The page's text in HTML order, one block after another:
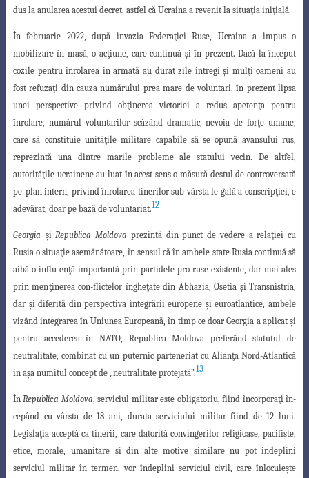
dus la anularea acestui decret, astfel că Ucraina a revenit la situaţia iniţială.
În februarie 2022, după invazia Federaţiei Ruse, Ucraina a impus o
mobilizare în masă, o acţiune, care continuă şi în prezent. Dacă la început
cozile pentru înrolarea în armată au durat zile întregişi mulţi oameni au
fost refuzaţi din cauza numărului prea mare de voluntari, în prezent lipsa
unei perspective privind obţinerea victoriei a redus apetenţa pentru
înrolare, numărul voluntarilor scăzând dramatic, nevoia de forţe umane,
care să constituie unităţile militare capabile să se opună avansului rus,
reprezintă una dintre marile probleme ale statului vecin. Dealtfel,
autorităţile ucrainene au luat în acest sens o măsură destul de controversată
pe plan intern, privind înrolarea tinerilor sub vârsta le gală a conscripţiei, e
adevărat, doarpe bază de voluntariat.12
Georgia şi Republica Moldova prezintă din punct de vedere a relaţiei cu
Rusia o situaţie asemănătoare, în sensul că în ambele state Rusia continuă să
aibă o influ-enţă importantă prin partidele pro-ruse existente, dar mai ales
prin menţinerea con-flictelor îngheţate din Abhazia, Osetia şi Transnistria,
dar şi diferită din perspectiva integrării europene şi euroatlantice, ambele
vizând integrarea în Uniunea Europeană, în timp ce doar Georgia a aplicatşi
pentru accederea în NATO, Republica Moldova preferând statutul de
neutralitate, combinat cu un puternic parteneriat cu Alianţa Nord-Atlantică
în aşa numitul concept de „neutralitate protejată”.13
În Republica Moldova , serviciul militar este obligatoriu, fiind încorporaţi în-
cepând cu vârsta de 18 ani, durata serviciului militar fiind de 12 luni.
Legislaţia acceptă ca tinerii, care datorită convingerilor religioase, pacifiste,
etice, morale, umanitare şi din alte motive similare nu pot îndeplini
serviciul militar în termen, vor îndeplini serviciul civil, care înlocuieşte